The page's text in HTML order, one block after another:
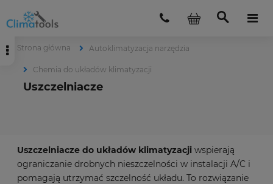
Strona główna Autoklimatyzacja narzędzia
Chemia do układów klimatyzacji
Uszczelniacze
Uszczelniacze do układów klimatyzacji wspierają
ograniczanie drobnych nieszczelności w instalacji A/C i
pomagają utrzymać szczelność układu. To rozwiązanie